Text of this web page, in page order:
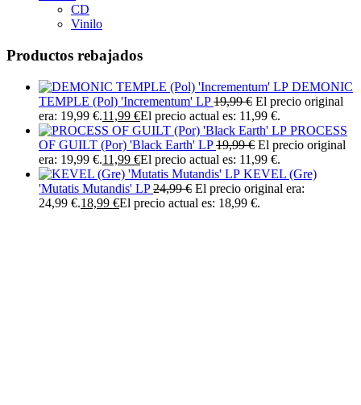
CD
Vinilo
Productos rebajados
DEMONIC
TEMPLE (Pol) 'Incrementum' LP 19,99€ El precio original
era: 19,99 €.11,99 €El precio actual es: 11,99 €.
PROCESS
OF GUILT (Por) 'Black Earth' LP 19,99€ El precio original
era: 19,99 €.11,99 €El precio actual es: 11,99 €.
KEVEL (Gre)
'Mutatis Mutandis' LP 24,99€ El precio original era:
24,99 €.18,99 €El precio actual es: 18,99 €.